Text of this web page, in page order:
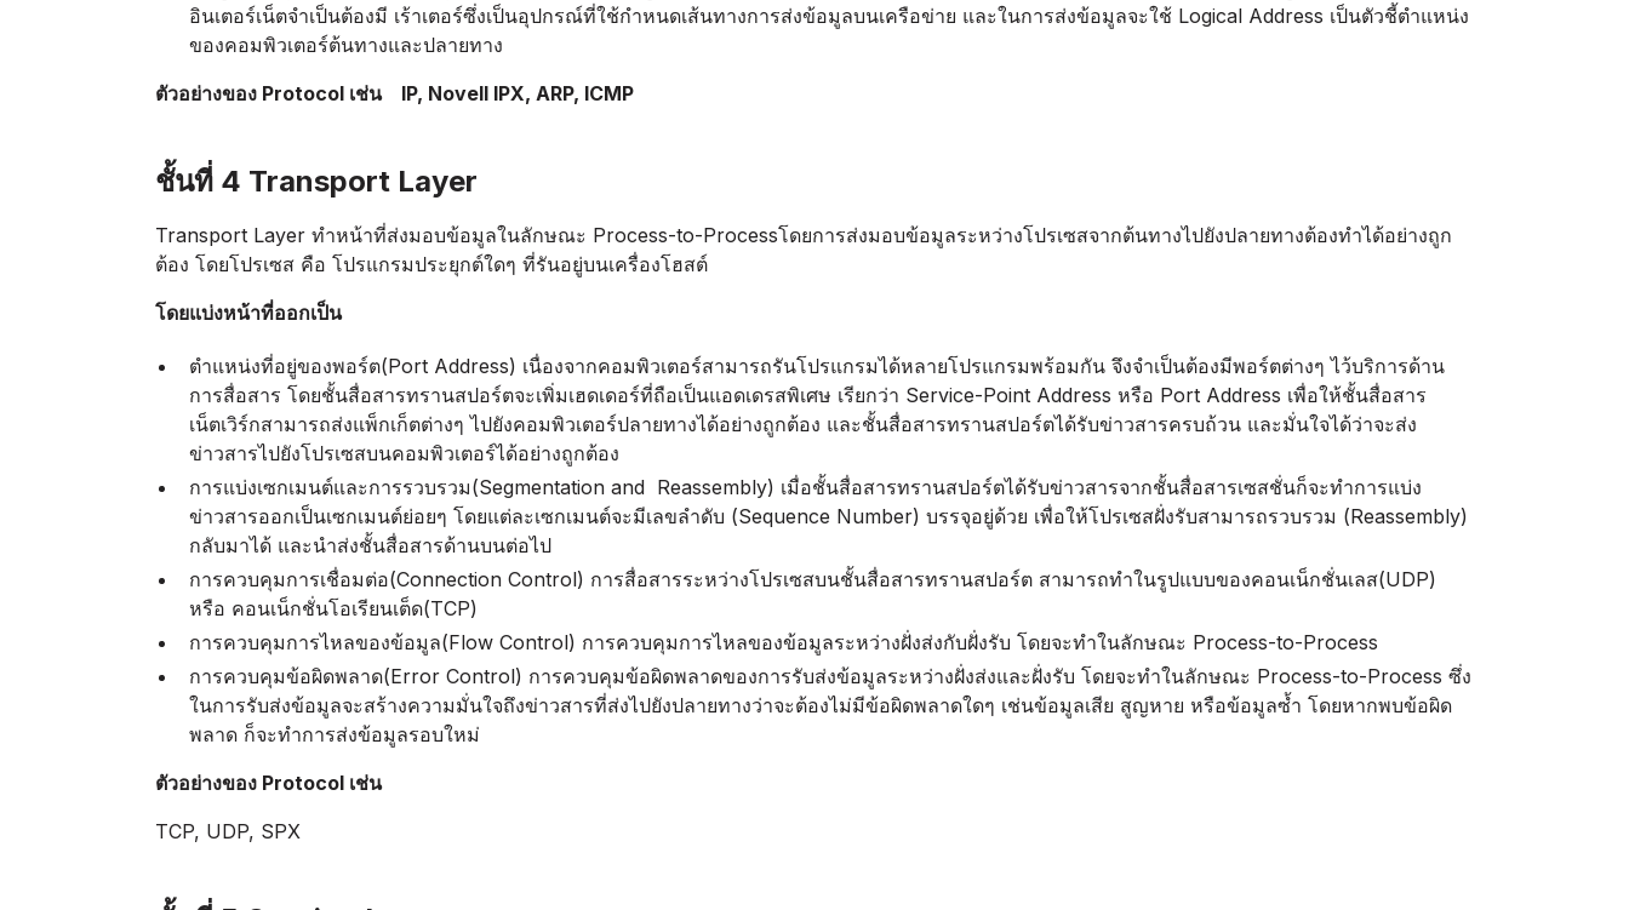
อินเตอร์เน็ตจำเป็นต้องมี เร้าเตอร์ซึ่งเป็นอุปกรณ์ที่ใช้กำหนดเส้นทางการส่งข้อมูลบนเครือข่าย และในการส่งข้อมูลจะใช้ Logical Address เป็นตัวชี้ตำแหน่ง
ของคอมพิวเตอร์ต้นทางและปลายทาง
ตัวอย่างของ Protocol เช่น IP, Novell IPX, ARP, ICMP
ชั้นที่ 4 Transport Layer
Transport Layer ทำหน้าที่ส่งมอบข้อมูลในลักษณะ Process-to-Processโดยการส่งมอบข้อมูลระหว่างโปรเซสจากต้นทางไปยังปลายทางต้องทำได้อย่างถูก
ต้อง โดยโปรเซส คือ โปรแกรมประยุกต์ใดๆ ที่รันอยู่บนเครื่องโฮสต์
โดยแบ่งหน้าที่ออกเป็น
ตำแหน่งที่อยู่ของพอร์ต(Port Address) เนื่องจากคอมพิวเตอร์สามารถรันโปรแกรมได้หลายโปรแกรมพร้อมกัน จึงจำเป็นต้องมีพอร์ตต่างๆ ไว้บริการด้าน
การสื่อสาร โดยชั้นสื่อสารทรานสปอร์ตจะเพิ่มเฮดเดอร์ที่ถือเป็นแอดเดรสพิเศษ เรียกว่า Service-Point Address หรือ Port Address เพื่อให้ชั้นสื่อสาร
เน็ตเวิร์กสามารถส่งแพ็กเก็ตต่างๆ ไปยังคอมพิวเตอร์ปลายทางได้อย่างถูกต้อง และชั้นสื่อสารทรานสปอร์ตได้รับข่าวสารครบถ้วน และมั่นใจได้ว่าจะส่ง
ข่าวสารไปยังโปรเซสบนคอมพิวเตอร์ได้อย่างถูกต้อง
การแบ่งเซกเมนต์และการรวบรวม(Segmentation and Reassembly) เมื่อชั้นสื่อสารทรานสปอร์ตได้รับข่าวสารจากชั้นสื่อสารเซสชั่นก็จะทำการแบ่ง
ข่าวสารออกเป็นเซกเมนต์ย่อยๆ โดยแต่ละเซกเมนต์จะมีเลขลำดับ (Sequence Number) บรรจุอยู่ด้วย เพื่อให้โปรเซสฝั่งรับสามารถรวบรวม (Reassembly)
กลับมาได้ และนำส่งชั้นสื่อสารด้านบนต่อไป
การควบคุมการเชื่อมต่อ(Connection Control) การสื่อสารระหว่างโปรเซสบนชั้นสื่อสารทรานสปอร์ต สามารถทำในรูปแบบของคอนเน็กชั่นเลส(UDP)
หรือ คอนเน็กชั่นโอเรียนเต็ด(TCP)
การควบคุมการไหลของข้อมูล(Flow Control) การควบคุมการไหลของข้อมูลระหว่างฝั่งส่งกับฝั่งรับ โดยจะทำในลักษณะ Process-to-Process
การควบคุมข้อผิดพลาด(Error Control) การควบคุมข้อผิดพลาดของการรับส่งข้อมูลระหว่างฝั่งส่งและฝั่งรับ โดยจะทำในลักษณะ Process-to-Process ซึ่ง
ในการรับส่งข้อมูลจะสร้างความมั่นใจถึงข่าวสารที่ส่งไปยังปลายทางว่าจะต้องไม่มีข้อผิดพลาดใดๆ เช่นข้อมูลเสีย สูญหาย หรือข้อมูลซ้ำ โดยหากพบข้อผิด
พลาด ก็จะทำการส่งข้อมูลรอบใหม่
ตัวอย่างของ Protocol เช่น
TCP, UDP, SPX